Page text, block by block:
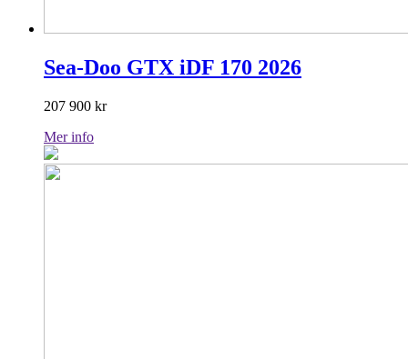
Sea-Doo GTX iDF 170 2026
207 900 kr
Mer info